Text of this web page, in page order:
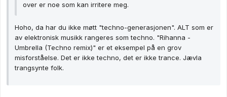
over er noe som kan irritere meg.
Hoho, da har du ikke møtt "techno-generasjonen". ALT som er
av elektronisk musikk rangeres som techno. "Rihanna -
Umbrella (Techno remix)" er et eksempel på en grov
misforståelse. Det er ikke techno, det er ikke trance. Jævla
trangsynte folk.